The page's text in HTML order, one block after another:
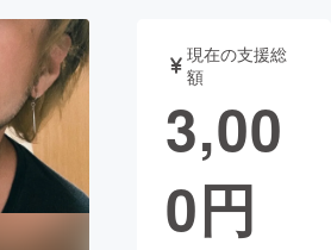
音楽
・ガジェット ゲーム・サ
書籍・雑誌
業 チャレンジ
現在の支援総
額
3,00
0円